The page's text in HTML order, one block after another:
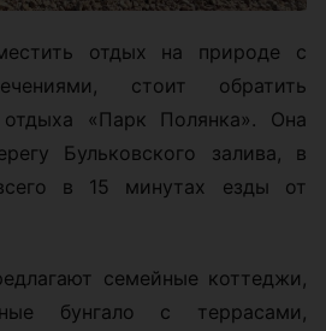
отдых на природе с
стоит обратить
«Парк Полянка». Она
Бульковского залива, в
в 15 минутах езды от
семейные коттеджи,
бунгало с террасами,